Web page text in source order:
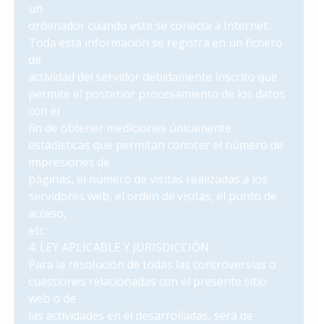
un
ordenador cuando este se conecta a Internet.
Toda esta información se registra en un fichero
de
actividad del servidor debidamente inscrito que
permite el posterior procesamiento de los datos
con el
fin de obtener mediciones únicamente
estadísticas que permitan conocer el número de
impresiones de
páginas, el número de visitas realizadas a los
servidores web, el orden de visitas, el punto de
acceso,
etc.
4. LEY APLICABLE Y JURISDICCIÓN
Para la resolución de todas las controversias o
cuestiones relacionadas con el presente sitio
web o de
las actividades en él desarrolladas, será de